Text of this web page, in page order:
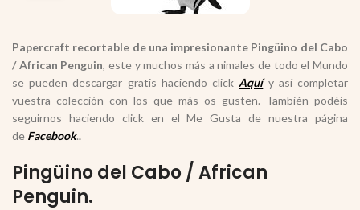
Papercraft recortable de una impresionante Pingüino del Cabo
/ African Penguin, este y muchos más a nimales de todo el Mundo
se pueden descargar gratis haciendo click Aquíy así completar
vuestra colección con los que más os gusten. También podéis
seguirnos haciendo click en el Me Gusta de nuestra página
de Facebook..
Pingüino del Cabo / African
Penguin.